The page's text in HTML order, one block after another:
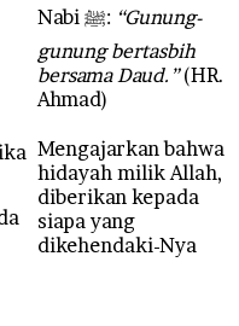
Nabi ﷺ: “Gunung-
gunung bertasbih
bersama Daud.”(HR.
Ahmad)
Mengajarkan bahwa
hidayah milik Allah,
diberikan kepada
siapa yang
dikehendaki-Nya